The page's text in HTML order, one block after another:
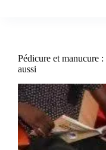
Pédicure et manucure :
aussi